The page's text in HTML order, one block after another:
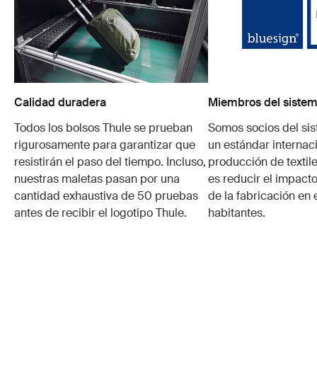
Calidad duradera
Todos los bolsos Thule se prueban
rigurosamente para garantizar que
resistirán el paso del tiempo. Incluso,
nuestras maletas pasan por una
cantidad exhaustiva de 50 pruebas
antes de recibir el logotipo Thule.
Miembros del
Somos socios del
un estándar
producción de
es reducir el
de la fabricación en
habitantes.